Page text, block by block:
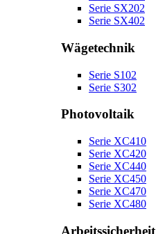
Serie SX202
Serie SX402
Wägetechnik
Serie S102
Serie S302
Photovoltaik
Serie XC410
Serie XC420
Serie XC440
Serie XC450
Serie XC470
Serie XC480
Arbeitssicherheit